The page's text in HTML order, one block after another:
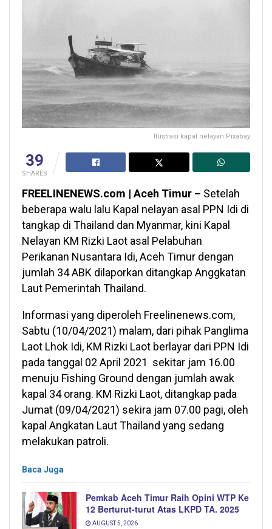
Ilustrasi kapal nelayan Pixabay
39
SHARES
FREELINENEWS.com | Aceh Timur – Setelah
beberapa walu lalu Kapal nelayan asal PPN Idi di
tangkap di Thailand dan Myanmar, kini Kapal
Nelayan KM Rizki Laot asal Pelabuhan
Perikanan Nusantara Idi, Aceh Timur dengan
jumlah 34 ABK dilaporkan ditangkap Anggkatan
Laut Pemerintah Thailand.
Informasi yang diperoleh Freelinenews.com,
Sabtu (10/04/2021) malam, dari pihak Panglima
Laot Lhok Idi, KM Rizki Laot berlayar dari PPN Idi
pada tanggal 02 April 2021 sekitar jam 16.00
menuju Fishing Ground dengan jumlah awak
kapal 34 orang. KM Rizki Laot, ditangkap pada
Jumat (09/04/2021) sekira jam 07.00 pagi, oleh
kapal Angkatan Laut Thailand yang sedang
melakukan patroli.
Baca Juga
Pemkab Aceh Timur Raih Opini WTP Ke
12 Berturut-turut Atas LKPD TA. 2025
AUGUST 5, 2026